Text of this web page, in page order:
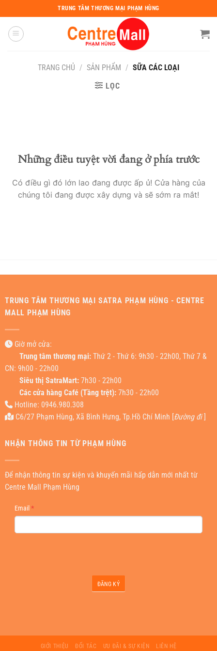
đến
nội
dung
TRUNG TÂM THƯƠNG MẠI PHẠM HÙNG
TRANG CHỦ / SẢN PHẨM / SỮA CÁC LOẠI
LỌC
Những điều tuyệt vời đang ở phía trước
Có điều gì đó lớn lao đang được ấp ủ! Cửa hàng của
chúng tôi đang được xây dựng và sẽ sớm ra mắt!
TRUNG TÂM THƯƠNG MẠI SATRA PHẠM HÙNG - CENTRE
MALL PHẠM HÙNG
Giờ mở cửa:
Trung tâm thương mại: Thứ 2 - Thứ 6: 9h30 - 22h00, Thứ 7 &
CN: 9h00 - 22h00
Siêu thị SatraMart: 7h30 - 22h00
Các cửa hàng Café (Tầng trệt): 7h30 - 22h00
Hotline: 0946.980.308
C6/27 Phạm Hùng, Xã Bình Hưng, Tp.Hồ Chí Minh [Đường đi]
NHẬN THÔNG TIN TỪ PHẠM HÙNG
Để nhận thông tin sự kiện và khuyến mãi hấp dẫn mới nhất từ
Centre Mall Phạm Hùng
NEWSLETTER
Email*
ĐĂNG KÝ
GIỚI THIỆU ĐỐI TÁC ƯU ĐÃI & SỰ KIỆN LIÊN HỆ